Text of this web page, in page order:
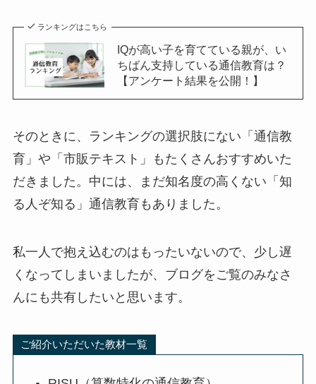
ランキングはこちら
IQが高い子を育てている親が、い
ちばん支持している通信教育は？
【アンケート結果を公開！】
そのときに、ランキングの選択肢にない「通信教
育」や「市販テキスト」もたくさんおすすめいた
だきました。中には、まだ知名度の高くない「知
る人ぞ知る」通信教育もありました。
私一人で抱え込むのはもったいないので、少し遅
くなってしまいましたが、ブログをご覧のみなさ
んにも共有したいと思います。
ご紹介いただいた教材一覧